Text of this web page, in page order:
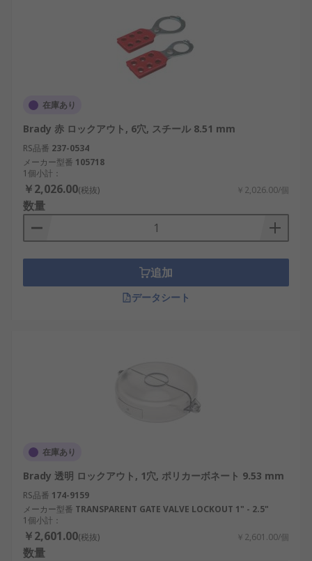
在庫あり
Brady 赤 ロックアウト, 6穴, スチール 8.51 mm
RS品番 237-0534
メーカー型番 105718
1個小計：
￥2,026.00(税抜) ￥2,026.00/個
数量
追加
データシート
在庫あり
Brady 透明 ロックアウト, 1穴, ポリカーボネート 9.53 mm
RS品番 174-9159
メーカー型番 TRANSPARENT GATE VALVE LOCKOUT 1" - 2.5"
1個小計：
￥2,601.00(税抜) ￥2,601.00/個
数量